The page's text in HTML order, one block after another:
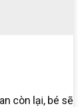
còn lại, bé sẽ